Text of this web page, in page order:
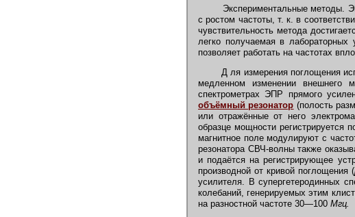
Экспериментальные методы.
с ростом частоты, т. к. в
чувствительность метода
легко получаемая в
позволяет работать на частотах
Д ля измерения поглощения
медленном изменении внешнего
спектрометрах ЭПР прямого
объёмный резонатор (полость
или отражённые от него
образце мощности регистрируется
магнитное поле модулируют с
резонатора СВЧ-волны также
и подаётся на регистрирующее
производной от кривой поглощения (
усилителя. В супергетеродинных
колебаний, генерируемых этим
на разностной частоте 30—100 Мгц.